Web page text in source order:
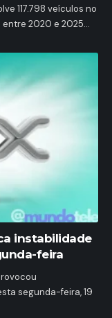
117.798 veículos no
entre 2020 e 2025…
instabilidade
feira
segunda-feira, 19